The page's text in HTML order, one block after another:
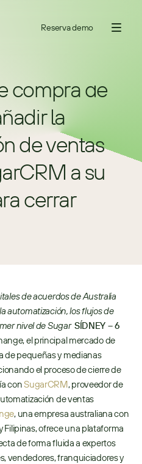
Reserva demo
compra de
la
de ventas
a su
cerrar
de acuerdos de Australia
automatización, los flujos de
nivel de Sugar SÍDNEY – 6
el principal mercado de
de pequeñas y medianas
el proceso de cierre de
con SugarCRM, proveedor de
de ventas
, una empresa australiana con
Filipinas, ofrece una plataforma
de forma fluida a expertos
vendedores, franquiciadores y